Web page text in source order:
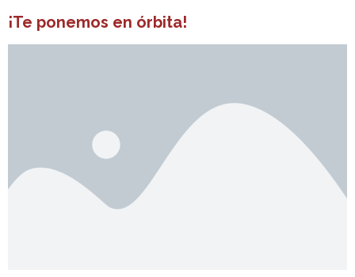
¡Te ponemos en órbita!